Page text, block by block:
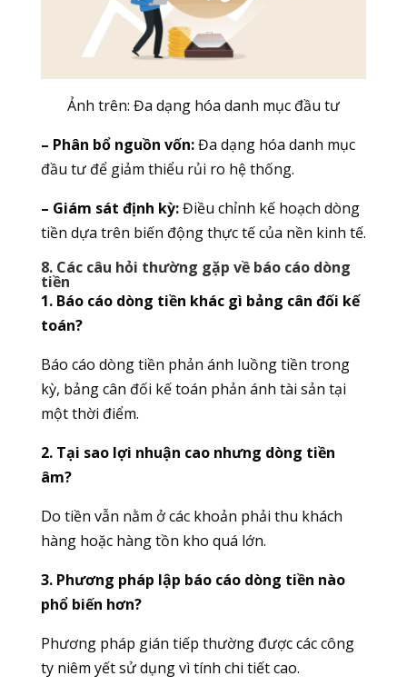
Ảnh trên: Đa dạng hóa danh mục đầu tư
– Phân bổ nguồn vốn:Đa dạng hóa danh mục
đầu tư để giảm thiểu rủi ro hệ thống.
– Giám sát định kỳ:Điều chỉnh kế hoạch dòng
tiền dựa trên biến động thực tế của nền kinh tế.
8. Các câu hỏi thường gặp về báo cáo dòng
tiền
1. Báo cáo dòng tiền khác gì bảng cân đối kế
toán?
Báo cáo dòng tiền phản ánh luồng tiền trong
kỳ, bảng cân đối kế toán phản ánh tài sản tại
một thời điểm.
2. Tại sao lợi nhuận cao nhưng dòng tiền
âm?
Do tiền vẫn nằm ở các khoản phải thu khách
hàng hoặc hàng tồn kho quá lớn.
3. Phương pháp lập báo cáo dòng tiền nào
phổ biến hơn?
Phương pháp gián tiếp thường được các công
ty niêm yết sử dụng vì tính chi tiết cao.